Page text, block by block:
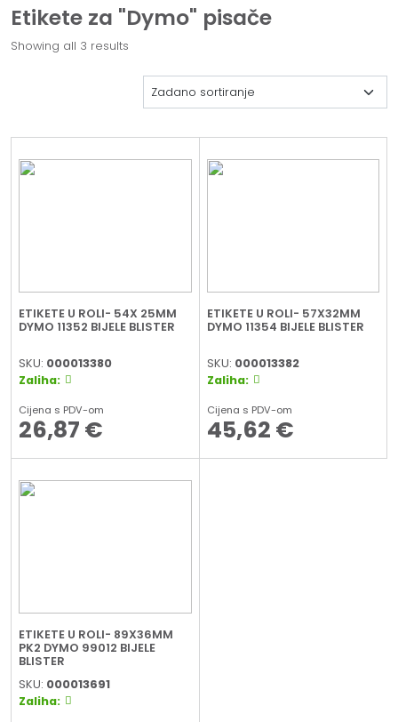
Etikete za "Dymo" pisače
Showing all 3 results
ETIKETE U ROLI- 54X 25MM
DYMO 11352 BIJELE BLISTER
SKU: 000013380
Zaliha:
Cijena s PDV-om
26,87 €
ETIKETE U ROLI- 57X32MM
DYMO 11354 BIJELE BLISTER
SKU: 000013382
Zaliha:
Cijena s PDV-om
45,62 €
ETIKETE U ROLI- 89X36MM
PK2 DYMO 99012 BIJELE
BLISTER
SKU: 000013691
Zaliha: